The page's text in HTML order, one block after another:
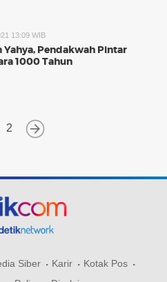
13:09 WIB
Yahya, Pendakwah Pintar
1000 Tahun
2
Siber Karir
Kotak Pos